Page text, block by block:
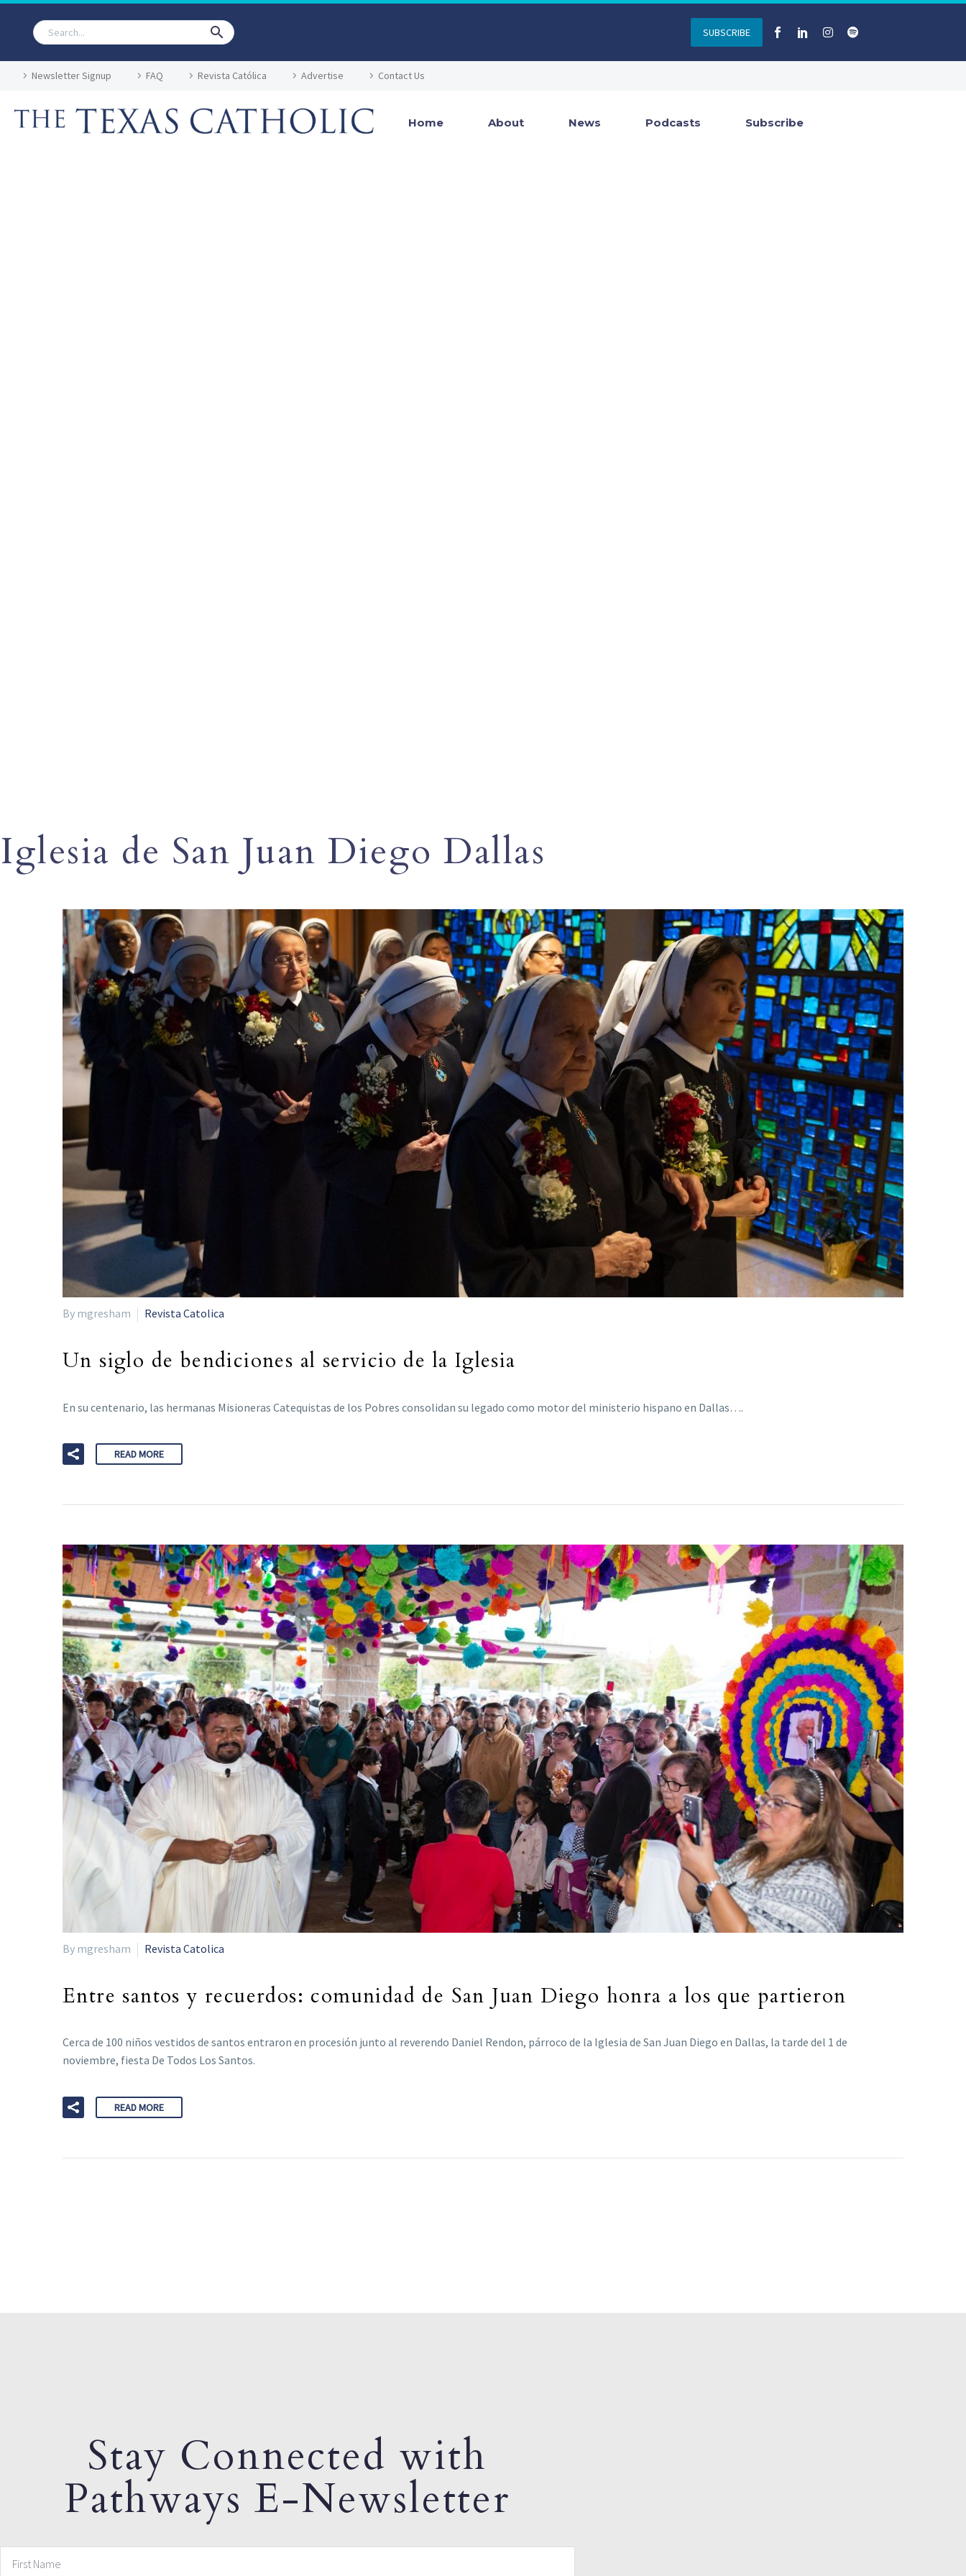
SUBSCRIBE
Newsletter Signup FAQ Revista Católica Advertise Contact Us
Home About News Podcasts Subscribe
Iglesia de San Juan Diego Dallas
By mgresham Revista Catolica
Un siglo de bendiciones al servicio de la Iglesia
En su centenario, las hermanas Misioneras Catequistas de los Pobres consolidan su legado como motor del ministerio hispano en Dallas….
READ MORE
By mgresham Revista Catolica
Entre santos y recuerdos: comunidad de San Juan Diego honra a los que partieron
Cerca de 100 niños vestidos de santos entraron en procesión junto al reverendo Daniel Rendon, párroco de la Iglesia de San Juan Diego en Dallas, la tarde del 1 de
noviembre, fiesta De Todos Los Santos.
READ MORE
Stay Connected with
Pathways E-Newsletter